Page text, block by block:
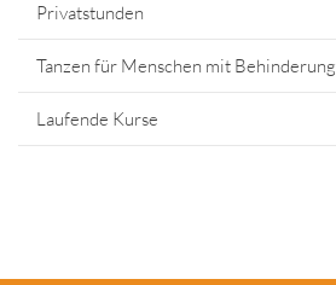
Privatstunden
Tanzen für Menschen mit Behinderung
Laufende Kurse